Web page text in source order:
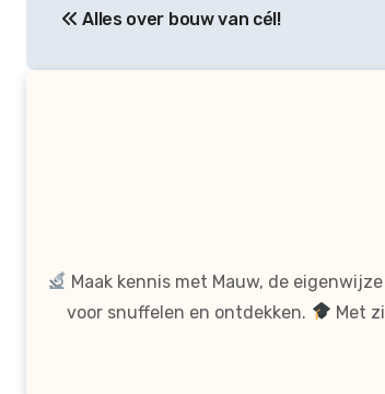
navigatie
Alles over bouw van cél!
Maak kennis met Mauw, de
voor snuffelen en ontdekken.
Met